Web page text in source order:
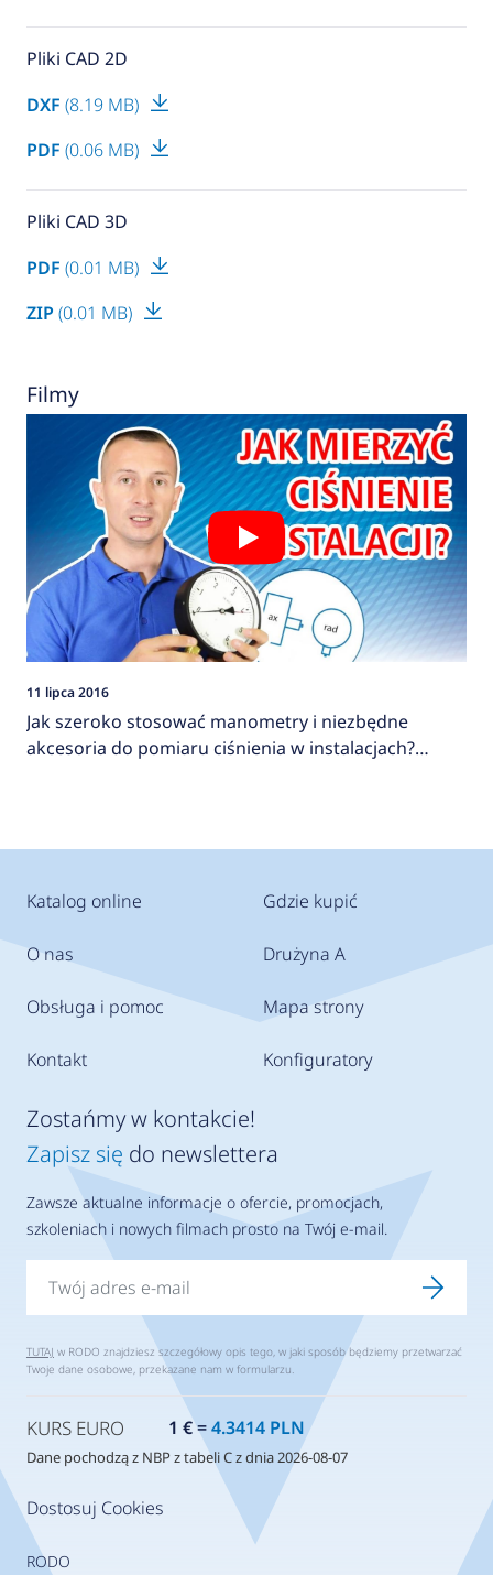
Pliki CAD 2D
DXF (8.19 MB)
PDF (0.06 MB)
Pliki CAD 3D
PDF (0.01 MB)
ZIP (0.01 MB)
Filmy
11 lipca 2016
Jak szeroko stosować manometry i niezbędne
akcesoria do pomiaru ciśnienia w instalacjach?
Katalog online
O nas
Obsługa i pomoc
Kontakt
Gdzie kupić
Drużyna A
Mapa strony
Konfiguratory
Dostosuj Cookies
RODO
Zostańmy w kontakcie!
Zapisz się do newslettera
Zawsze aktualne informacje o ofercie, promocjach,
szkoleniach i nowych filmach prosto na Twój e-mail.
TUTAJ w RODO znajdziesz szczegółowy opis tego, w jaki sposób będziemy przetwarzać
Twoje dane osobowe, przekazane nam w formularzu.
KURS EURO 1 € =4.3414 PLN
Dane pochodzą z NBP z tabeli C z dnia 2026-08-07